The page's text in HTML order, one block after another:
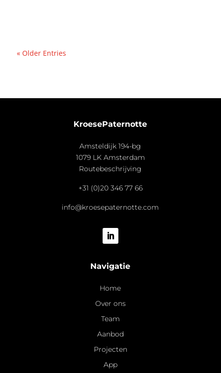
« Older Entries
KroesePaternotte
Amsteldijk 194-bg
1079 LK Amsterdam
Routebeschrijving
+31 (0)20 346 77 66
info@kroesepaternotte.com
Navigatie
Home
Over ons
Team
Aanbod
Projecten
App